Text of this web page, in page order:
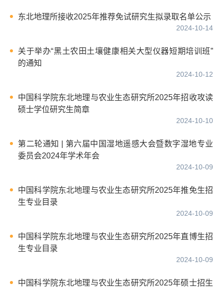
东北地理所接收2025年推荐免试研究生拟录取名单公示
2024-10-14
关于举办“黑土农田土壤健康相关大型仪器短期培训班”
的通知
2024-10-12
中国科学院东北地理与农业生态研究所2025年招收攻读
硕士学位研究生简章
2024-10-10
第二轮通知 | 第六届中国湿地遥感大会暨数字湿地专业
委员会2024年学术年会
2024-10-09
中国科学院东北地理与农业生态研究所2025年推免生招
生专业目录
2024-10-09
中国科学院东北地理与农业生态研究所2025年直博生招
生专业目录
2024-10-09
中国科学院东北地理与农业生态研究所2025年硕士招生